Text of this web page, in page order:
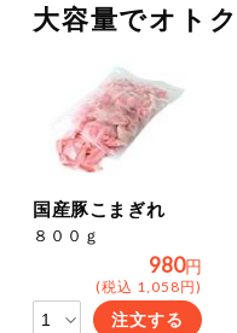
大容量でオト
国産豚こまぎれ
８００ｇ
980円
(税込 1,058円)
注文する